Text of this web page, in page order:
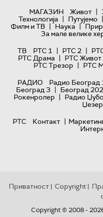
МАГАЗИН
Живот |
Технологијa | Путујемо |
Филм и ТВ | Наука |
За мале велике
ТВ
РТС 1 | РТС 2 |
РТС Драма | РТС Живот
РТС Трезор | РТС
РАДИО
Радио Београд
Београд 3 | Београд 202
Рокенролер | Радио
Џезер
РТС
Контакт |
Приватност | Copyright |
Copyright © 2008 -